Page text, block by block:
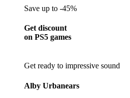
Save up to -45%
Get discount
on PS5 games
Get ready to impressive sound
Alby Urbanears